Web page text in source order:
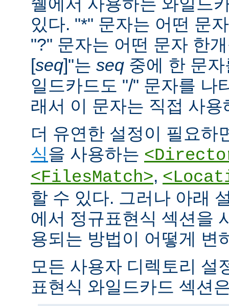
있다. "*" 문자는 어떤 문
"?" 문자는 어떤 문자 한
[seq]"는 seq 중에 한 문
일드카드도 "/" 문자를 나
래서 이 문자는 직접 사용
더 유연한 설정이 필요하
식을 사용하는
<FilesMatch>,
할 수 있다. 그러나 아래
에서 정규표현식 섹션을
용되는 방법이 어떻게 변
모든 사용자 디렉토리 설
표현식 와일드카드 섹션